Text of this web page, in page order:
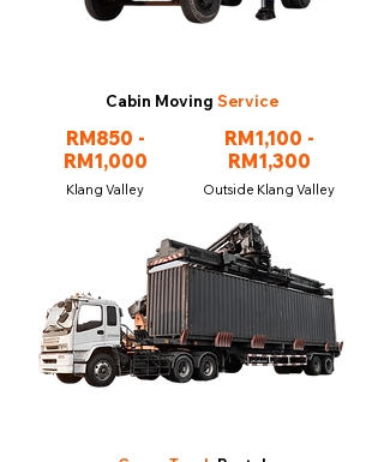
Cabin Moving Service
RM850 -
RM1,000
Klang Valley
RM1,100 -
RM1,300
Outside Klang Valley